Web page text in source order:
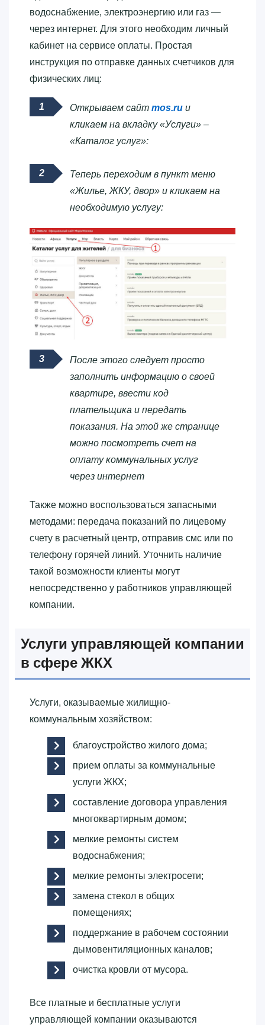
водоснабжение, электроэнергию или газ —
через интернет. Для этого необходим личный
кабинет на сервисе оплаты. Простая
инструкция по отправке данных счетчиков для
физических лиц:
Открываем сайт mos.ru и
кликаем на вкладку «Услуги» –
«Каталог услуг»:
Теперь переходим в пункт меню
«Жилье, ЖКУ, двор» и кликаем на
необходимую услугу:
После этого следует просто
заполнить информацию о своей
квартире, ввести код
плательщика и передать
показания. На этой же странице
можно посмотреть счет на
оплату коммунальных услуг
через интернет
Также можно воспользоваться запасными
методами: передача показаний по лицевому
счету в расчетный центр, отправив смс или по
телефону горячей линий. Уточнить наличие
такой возможности клиенты могут
непосредственно у работников управляющей
компании.
Услуги управляющей компании
в сфере ЖКХ
Услуги, оказываемые жилищно-
коммунальным хозяйством:
благоустройство жилого дома;
прием оплаты за коммунальные
услуги ЖКХ;
составление договора управления
многоквартирным домом;
мелкие ремонты систем
водоснабжения;
мелкие ремонты электросети;
замена стекол в общих
помещениях;
поддержание в рабочем состоянии
дымовентиляционных каналов;
очистка кровли от мусора.
Все платные и бесплатные услуги
управляющей компании оказываются